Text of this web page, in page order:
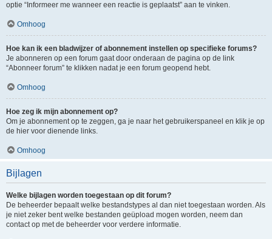
optie “Informeer me wanneer een reactie is geplaatst” aan te vinken.
Omhoog
Hoe kan ik een bladwijzer of abonnement instellen op specifieke forums?
Je abonneren op een forum gaat door onderaan de pagina op de link
“Abonneer forum” te klikken nadat je een forum geopend hebt.
Omhoog
Hoe zeg ik mijn abonnement op?
Om je abonnement op te zeggen, ga je naar het gebruikerspaneel en klik je op
de hier voor dienende links.
Omhoog
Bijlagen
Welke bijlagen worden toegestaan op dit forum?
De beheerder bepaalt welke bestandstypes al dan niet toegestaan worden. Als
je niet zeker bent welke bestanden geüpload mogen worden, neem dan
contact op met de beheerder voor verdere informatie.